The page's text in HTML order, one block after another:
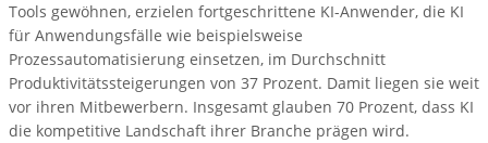
Tools gewöhnen, erzielen fortgeschrittene KI-Anwender, die KI
für Anwendungsfälle wie beispielsweise
Prozessautomatisierung einsetzen, im Durchschnitt
Produktivitätssteigerungen von 37 Prozent. Damit liegen sie weit
vor ihren Mitbewerbern. Insgesamt glauben 70 Prozent, dass KI
die kompetitive Landschaft ihrer Branche prägen wird.